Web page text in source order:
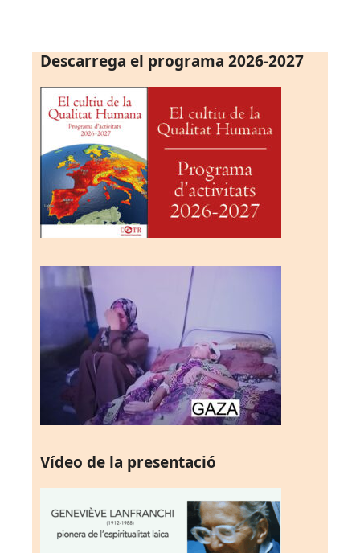
Descarrega el programa 2026-2027
Vídeo de la presentació